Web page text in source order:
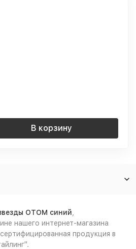
В корзину
OTOM синий
нашего интернет-магазина
продукция в